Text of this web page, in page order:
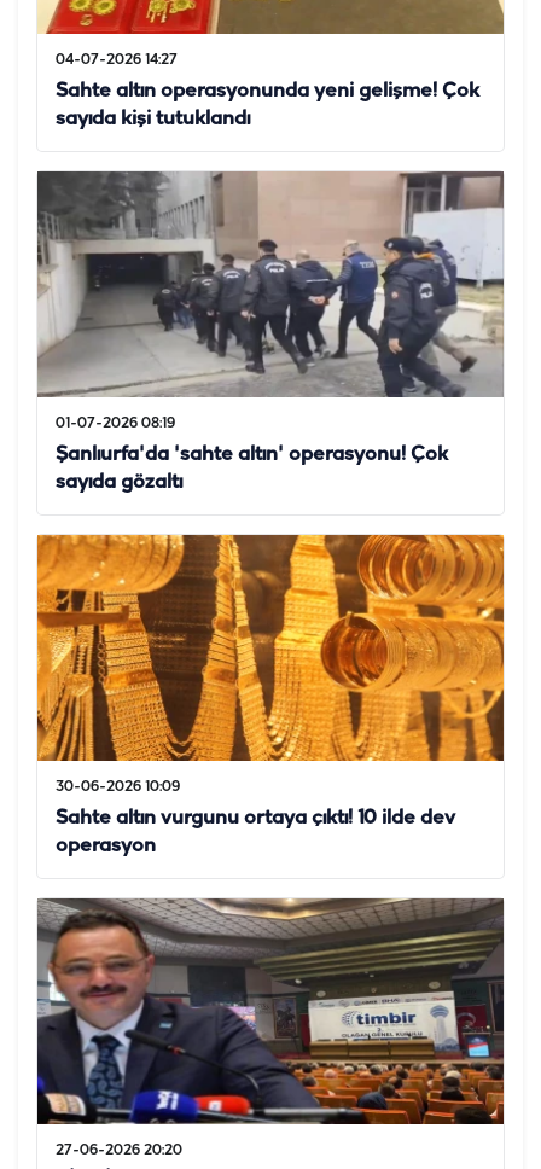
04-07-2026 14:27
Sahte altın operasyonunda yeni gelişme! Çok
sayıda kişi tutuklandı
01-07-2026 08:19
Şanlıurfa'da 'sahte altın' operasyonu! Çok
sayıda gözaltı
30-06-2026 10:09
Sahte altın vurgunu ortaya çıktı! 10 ilde dev
operasyon
27-06-2026 20:20